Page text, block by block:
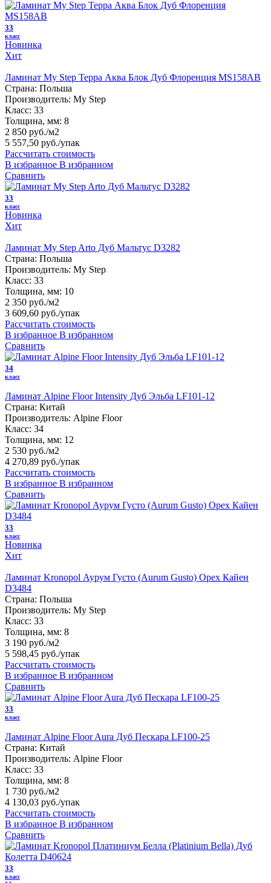
33
класс
Новинка
Хит
Ламинат My Step Терра Аква Блок Дуб Флоренция MS158AB
Страна: Польша
Производитель: My Step
Класс: 33
Толщина, мм: 8
2 850 руб./м2
5 557,50 руб./упак
Рассчитать стоимость
В избранное В избранном
Сравнить
33
класс
Новинка
Хит
Ламинат My Step Arto Дуб Мальтус D3282
Страна: Польша
Производитель: My Step
Класс: 33
Толщина, мм: 10
2 350 руб./м2
3 609,60 руб./упак
Рассчитать стоимость
В избранное В избранном
Сравнить
34
класс
Ламинат Alpine Floor Intensity Дуб Эльба LF101-12
Страна: Китай
Производитель: Alpine Floor
Класс: 34
Толщина, мм: 12
2 530 руб./м2
4 270,89 руб./упак
Рассчитать стоимость
В избранное В избранном
Сравнить
33
класс
Новинка
Хит
Ламинат Kronopol Аурум Густо (Aurum Gusto) Орех Кайен
D3484
Страна: Польша
Производитель: My Step
Класс: 33
Толщина, мм: 8
3 190 руб./м2
5 598,45 руб./упак
Рассчитать стоимость
В избранное В избранном
Сравнить
33
класс
Ламинат Alpine Floor Aura Дуб Пескара LF100-25
Страна: Китай
Производитель: Alpine Floor
Класс: 33
Толщина, мм: 8
1 730 руб./м2
4 130,03 руб./упак
Рассчитать стоимость
В избранное В избранном
Сравнить
33
класс